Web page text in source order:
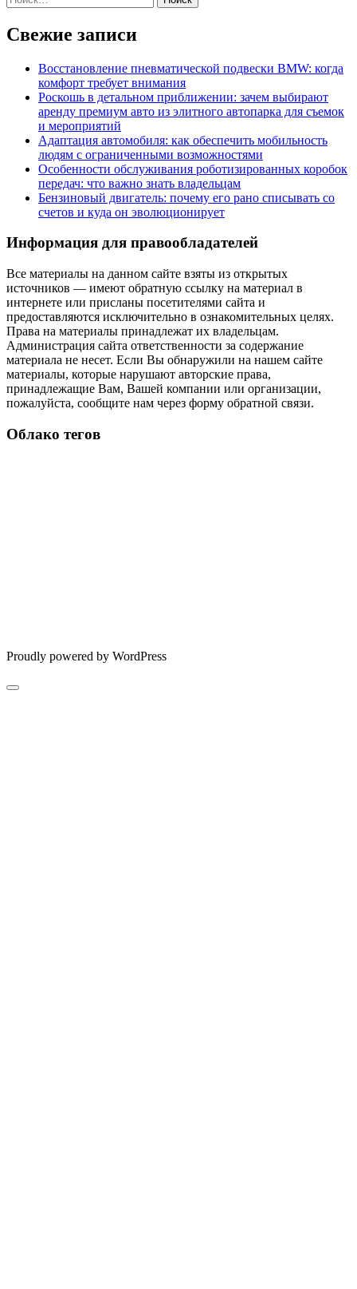
Свежие записи
Восстановление пневматической подвески BMW: когда
комфорт требует внимания
Роскошь в детальном приближении: зачем выбирают
аренду премиум авто из элитного автопарка для съемок
и мероприятий
Адаптация автомобиля: как обеспечить мобильность
людям с ограниченными возможностями
Особенности обслуживания роботизированных коробок
передач: что важно знать владельцам
Бензиновый двигатель: почему его рано списывать со
счетов и куда он эволюционирует
Информация для правообладателей
Все материалы на данном сайте взяты из открытых
источников — имеют обратную ссылку на материал в
интернете или присланы посетителями сайта и
предоставляются исключительно в ознакомительных целях.
Права на материалы принадлежат их владельцам.
Администрация сайта ответственности за содержание
материала не несет. Если Вы обнаружили на нашем сайте
материалы, которые нарушают авторские права,
принадлежащие Вам, Вашей компании или организации,
пожалуйста, сообщите нам через форму обратной связи.
Облако тегов
Proudly powered by WordPress